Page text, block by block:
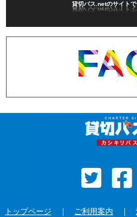
貸切バス.netのサイト
トップページ ｜ ご利用案内 ｜